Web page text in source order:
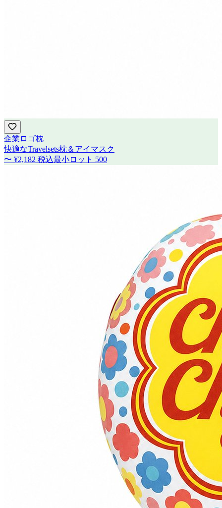
企業ロゴ枕
快適なTravelsets枕＆アイマスク
〜 ¥2,182 税込最小ロット 500